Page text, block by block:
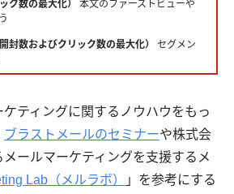
ク数の最大化） 本文のファーストビューや
封数およびクリック数の最大化） セグメン
ティングに関するノウハウをもっ
ブラストメールのセミナーや株式会
ールマーケティングを支援するメ
Lab（メルラボ）
」を参考にする